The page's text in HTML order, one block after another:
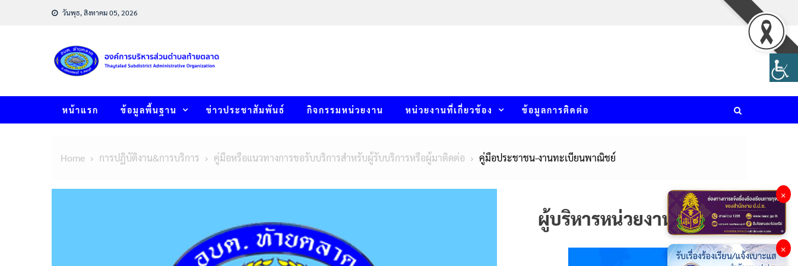
วันพุธ, สิงหาคม 05, 2026
หน้าแรก ข้อมูลพื้นฐาน ข่าวประชาสัมพันธ์ กิจกรรมหน่วยงาน หน่วยงานที่เกี่ยวข้อง ข้อมูลการติดต่อ
Home การปฏิบัติงาน&การบริการ คู่มือหรือแนวทางการขอรับบริการสำหรับผู้รับบริการหรือผู้มาติดต่อ คู่มือประชาชน-งานทะเบียนพาณิชย์
ผู้บริหารหน่วยงาน
×
×